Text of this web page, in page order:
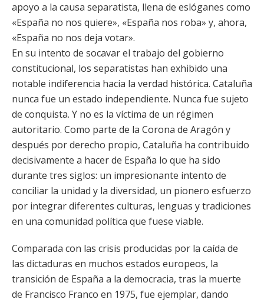
apoyo a la causa separatista, llena de eslóganes como
«España no nos quiere», «España nos roba» y, ahora,
«España no nos deja votar».
En su intento de socavar el trabajo del gobierno
constitucional, los separatistas han exhibido una
notable indiferencia hacia la verdad histórica. Cataluña
nunca fue un estado independiente. Nunca fue sujeto
de conquista. Y no es la víctima de un régimen
autoritario. Como parte de la Corona de Aragón y
después por derecho propio, Cataluña ha contribuido
decisivamente a hacer de España lo que ha sido
durante tres siglos: un impresionante intento de
conciliar la unidad y la diversidad, un pionero esfuerzo
por integrar diferentes culturas, lenguas y tradiciones
en una comunidad política que fuese viable.
Comparada con las crisis producidas por la caída de
las dictaduras en muchos estados europeos, la
transición de España a la democracia, tras la muerte
de Francisco Franco en 1975, fue ejemplar, dando